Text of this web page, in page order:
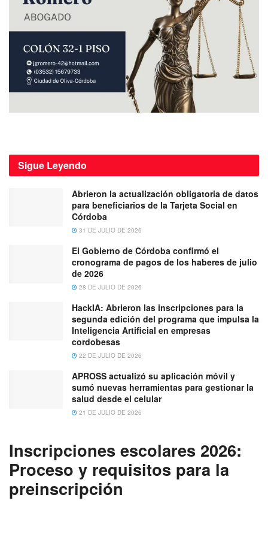
Sigue Leyendo
Abrieron la actualización obligatoria de datos
para beneficiarios de la Tarjeta Social en
Córdoba
31 DE JULIO DE 2026
El Gobierno de Córdoba confirmó el
cronograma de pagos de los haberes de julio
de 2026
28 DE JULIO DE 2026
HackIA: Abrieron las inscripciones para la
segunda edición del programa que impulsa la
Inteligencia Artificial en empresas
cordobesas
22 DE JULIO DE 2026
APROSS actualizó su aplicación móvil y
sumó nuevas herramientas para gestionar la
salud desde el celular
21 DE JULIO DE 2026
Inscripciones escolares 2026:
Proceso y requisitos para la
preinscripción